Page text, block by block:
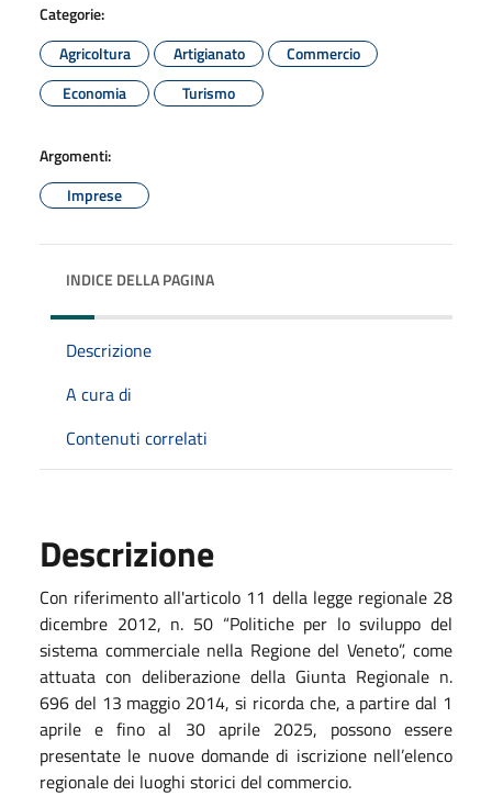
Categorie:
Agricoltura
Artigianato
Commercio
Economia
Turismo
Argomenti:
Imprese
INDICE DELLA PAGINA
Descrizione
A cura di
Contenuti correlati
Descrizione
Con riferimento all'articolo 11 della legge regionale 28
dicembre 2012, n. 50 “Politiche per lo sviluppo del
sistema commerciale nella Regione del Veneto”, come
attuata con deliberazione della Giunta Regionale n.
696 del 13 maggio 2014, si ricorda che, a partire dal 1
aprile e fino al 30 aprile 2025, possono essere
presentate le nuove domande di iscrizione nell’elenco
regionale dei luoghi storici del commercio.